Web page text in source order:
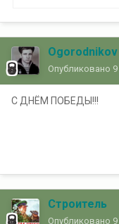
Ogorodnikov
Опубликовано
С ДНЁМ ПОБЕДЫ!!!
Строитель
Опубликовано